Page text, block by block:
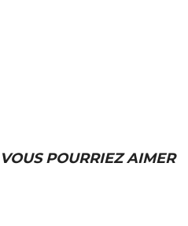
VOUS POURRIEZ AIMER